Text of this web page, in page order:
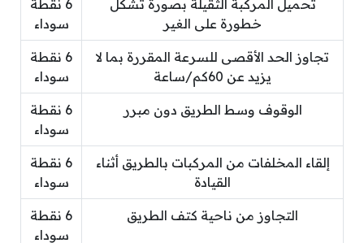
تحميل المركبة الثقيلة بصورة تشكل
خطورة على الغير
6 نقطة
سوداء
تجاوز الحد الأقصى للسرعة المقررة بما لا
يزيد عن 60كم/ساعة
6 نقطة
سوداء
الوقوف وسط الطريق دون مبرر
6 نقطة
سوداء
إلقاء المخلفات من المركبات بالطريق أثناء
القيادة
6 نقطة
سوداء
التجاوز من ناحية كتف الطريق
6 نقطة
سوداء